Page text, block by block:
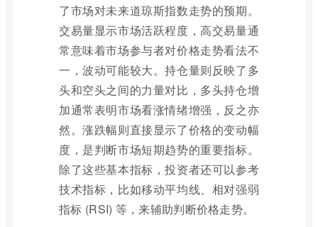
了市场对未来道琼斯指数走势的预期。
交易量显示市场活跃程度，高交易量通
常意味着市场参与者对价格走势看法不
一，波动可能较大。持仓量则反映了多
头和空头之间的力量对比，多头持仓增
加通常表明市场看涨情绪增强，反之亦
然。涨跌幅则直接显示了价格的变动幅
度，是判断市场短期趋势的重要指标。
除了这些基本指标，投资者还可以参考
技术指标，比如移动平均线、相对强弱
指标 (RSI) 等，来辅助判断价格走势。